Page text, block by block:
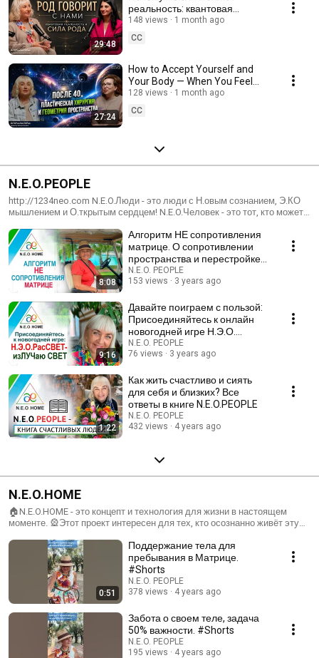
29:48
реальность: квантовая
физика, сила рода и
осознанность»
148 views
1 month ago
CC
27:24
How to Accept Yourself and
Your Body — When You Feel
"Not Enough"
128 views
1 month ago
CC
N.E.O.PEOPLE
http://1234neo.com N.E.O.Люди - это люди с Н.овым сознанием, Э.КО
мышлением и О.ткрытым сердцем! N.E.O.Человек - это тот, кто может
8:08
Алгоритм НЕ сопротивления
матрице. О сопротивлении
пространства и перестройке
восприятия реальности
N.E.O. PEOPLE
153 views
3 years ago
9:16
Давайте поиграем с пользой:
Присоединяйтесь к онлайн
новогодней игре Н.Э.О.
РасСВЕТ- изЛУЧаю СВЕТ
N.E.O. PEOPLE
76 views
3 years ago
1:22
Как жить счастливо и сиять
для себя и близких? Все
ответы в книге N.E.O.PEOPLE
N.E.O. PEOPLE
432 views
4 years ago
N.E.O.HOME
🏠N.E.O.HOME - это концепт и технология для жизни в настоящем
моменте. 🎡Этот проект интересен для тех, кто осознанно живёт эту
что счастье каждого из нас уникально и не может быть скопировано
или подсмотрено :) у кого-то другого. 🌎Я верю, что если Человек
владеет знаниями или навыками, которые принесли в его жизнь
гармонию и счастье, то важно разделить это с другими людьми. Верю
что найдутся люди, которым это будем полезно и ценно! Хотите
узнать больше информации? Следите за нами в Instagram:
https://www.instagram.com/n.e.o.home/
0:51
Поддержание тела для
пребывания в Матрице.
#Shorts
N.E.O. PEOPLE
378 views
4 years ago
Забота о своем теле, задача
50% важности. #Shorts
N.E.O. PEOPLE
195 views
4 years ago